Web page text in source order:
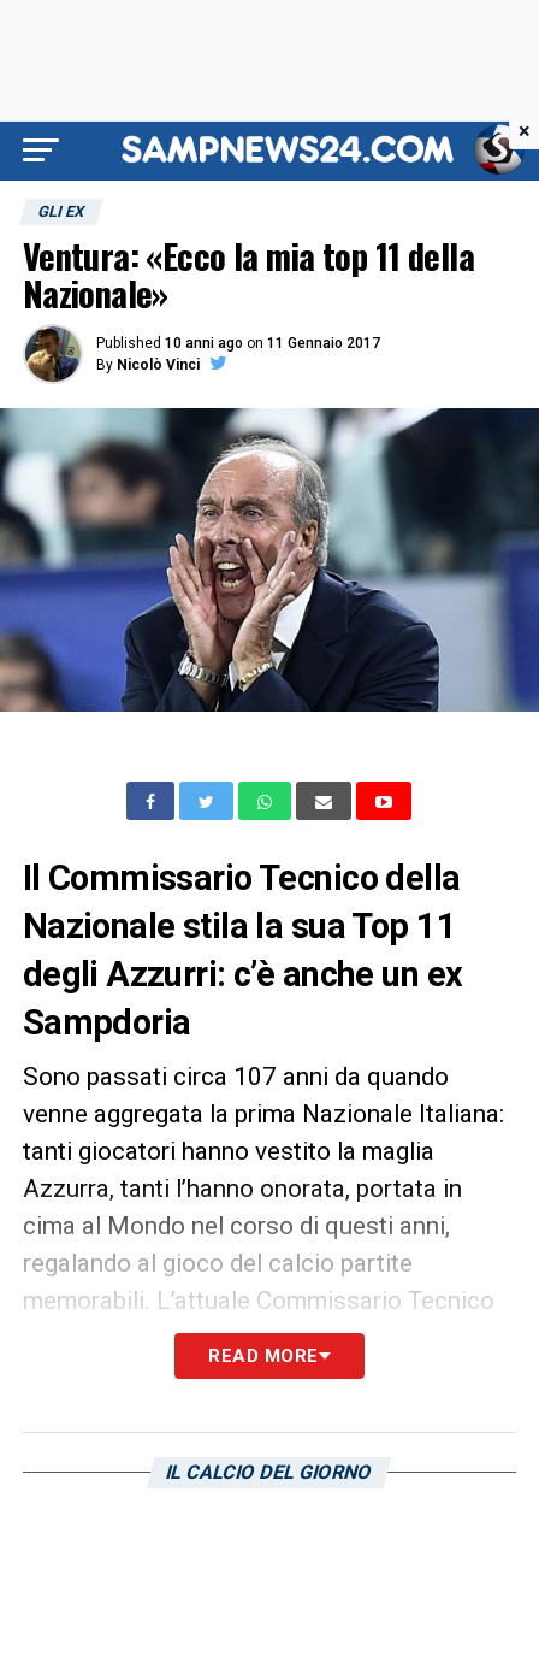
GLI EX
Ventura: «Ecco la mia top 11 della
Nazionale»
Published 10 anni ago on 11 Gennaio 2017
By Nicolò Vinci
Il Commissario Tecnico della
Nazionale stila la sua Top 11
degli Azzurri: c’è anche un ex
Sampdoria
Sono passati circa 107 anni da quando
venne aggregata la prima Nazionale Italiana:
tanti giocatori hanno vestito la maglia
Azzurra, tanti l’hanno onorata, portata in
cima al Mondo nel corso di questi anni,
regalando al gioco del calcio partite
memorabili. L’attuale Commissario Tecnico
della Nazionale, GiampieroVentura
voluto stilare la sua top 11 di tutti i tempi.
storcere il naso perché non ci sono nomi
READ MORE
IL CALCIO DEL GIORNO
×